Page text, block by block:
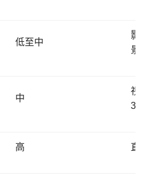
低至中
影
景
中
視
高 直